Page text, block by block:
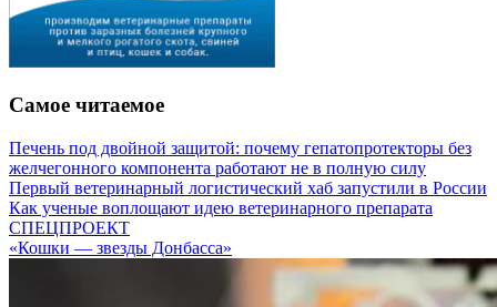
Самое читаемое
Печень под двойной защитой: почему гепатопротекторы без
желчегонного компонента работают не в полную силу
Первый ветеринарный логистический хаб запустили в России
Как ученые воплощают идею ветеринарного препарата
СПЕЦПРОЕКТ
«Кошки — звезды Донбасса»